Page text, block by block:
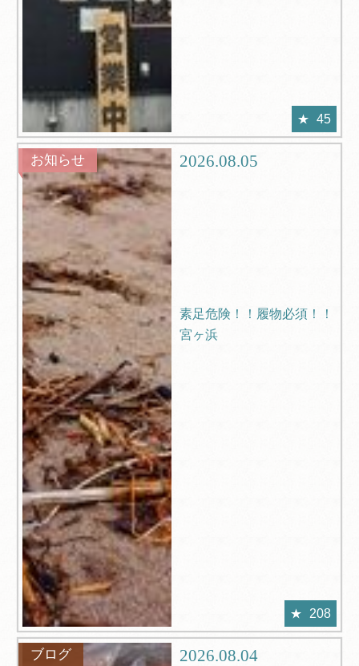
45
お知らせ 2026.08.05
素足危険！！履物必須！！
宮ヶ浜
208
ブログ 2026.08.04